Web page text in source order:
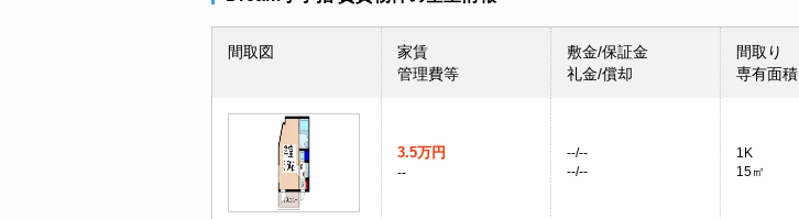
間取図
家賃
管理費等
敷金/保証金
礼金/償却
間取り
専有面積
3.5万円
--
--/--
--/--
1K
15㎡